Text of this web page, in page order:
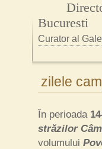
Bucuresti
Curator al
zilele
În perioada
străzilor
volumului